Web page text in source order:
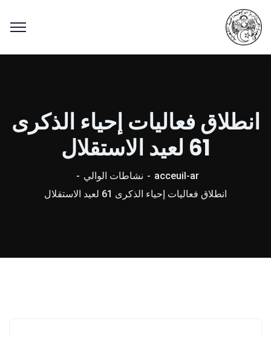
انطلاق فعاليات إحياء الذكرى
61 لعيد الاستقلال
acceuil-ar
نشاطات الوالي
انطلاق فعاليات إحياء الذكرى 61 لعيد الاستقلال